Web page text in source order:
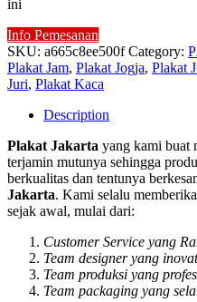
ini
Info Pemesanan
SKU: a665c8ee500f Category:
Plakat Jam, Plakat Jogja, Plakat
Juri, Plakat Kaca
Description
Plakat Jakarta yang kami buat
terjamin mutunya sehingga
berkualitas dan tentunya
Jakarta. Kami selalu
sejak awal, mulai dari:
Customer Service yang
Team designer yang
Team produksi yang
Team packaging yang